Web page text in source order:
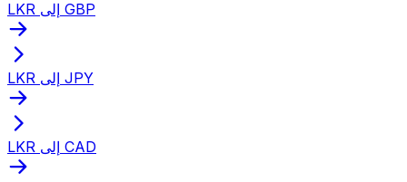
LKR إلى GBP
LKR إلى JPY
LKR إلى CAD